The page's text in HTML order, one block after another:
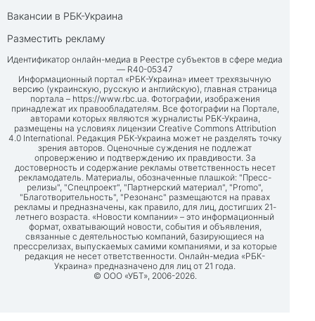
Вакансии в РБК-Украина
Разместить рекламу
Идентификатор онлайн-медиа в Реестре субъектов в сфере медиа
— R40-05347
Информационный портал «РБК-Украина» имеет трехязычную
версию (украинскую, русскую и английскую), главная страница
портала – https://www.rbc.ua. Фотографии, изображения
принадлежат их правообладателям. Все фотографии на Портале,
авторами которых являются журналисты РБК-Украина,
размещены на условиях лицензии Creative Commons Attribution
4.0 International. Редакция РБК-Украина может не разделять точку
зрения авторов. Оценочные суждения не подлежат
опровержению и подтверждению их правдивости. За
достоверность и содержание рекламы ответственность несет
рекламодатель. Материалы, обозначенные плашкой: "Пресс-
релизы", "Спецпроект", "Партнерский материал", "Promo",
"Благотворительность", "Резонанс" размещаются на правах
рекламы и предназначены, как правило, для лиц, достигших 21-
летнего возраста. «Новости компании» – это информационный
формат, охватывающий новости, события и объявления,
связанные с деятельностью компаний, базирующиеся на
прессрелизах, выпускаемых самими компаниями, и за которые
редакция не несет ответственности. Онлайн-медиа «РБК-
Украина» предназначено для лиц от 21 года.
© ООО «УБТ», 2006-2026.